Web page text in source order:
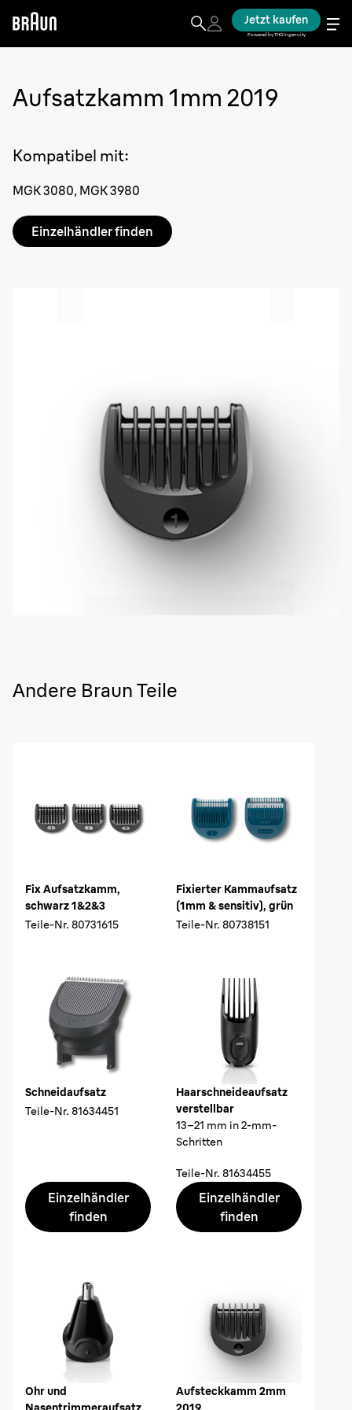
Jetzt kaufen
Powered by THG Ingenuity
Aufsatzkamm 1mm 2019
Kompatibel mit:
MGK 3080, MGK 3980
Einzelhändler finden
Andere Braun Teile
Fix Aufsatzkamm,
schwarz 1&2&3
Teile-Nr. 80731615
Fixierter Kammaufsatz
(1mm & sensitiv), grün
Teile-Nr. 80738151
Schneidaufsatz
Teile-Nr. 81634451
Einzelhändler
finden
Haarschneideaufsatz
verstellbar
13–21 mm in 2-mm-
Schritten
Teile-Nr. 81634455
Einzelhändler
finden
Ohr und
Aufsteckkamm 2mm